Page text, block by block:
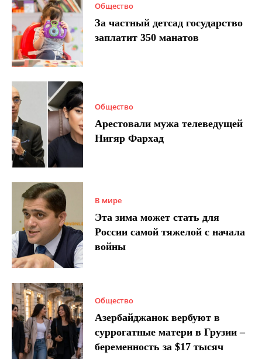
Общество
За частный детсад государство
заплатит 350 манатов
Общество
Арестовали мужа телеведущей
Нигяр Фархад
В мире
Эта зима может стать для
России самой тяжелой с начала
войны
Общество
Азербайджанок вербуют в
суррогатные матери в Грузии –
беременность за $17 тысяч